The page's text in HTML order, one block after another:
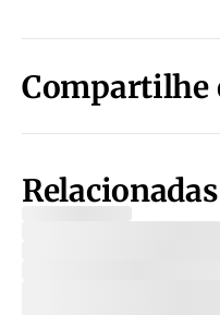
Compartilhe
Relacionadas